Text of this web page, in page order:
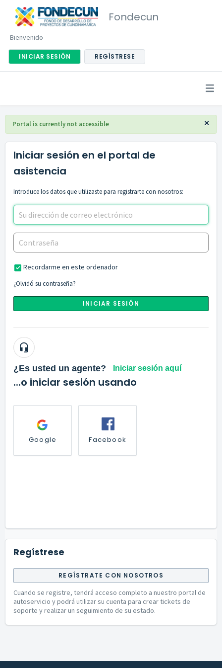
Fondecun
Bienvenido
INICIAR SESIÓN REGÍSTRESE
×
Portal is currently not accessible
Iniciar sesión en el portal de
asistencia
Introduce los datos que utilizaste para registrarte con nosotros:
Recordarme en este ordenador
¿Olvidó su contraseña?
INICIAR SESIÓN
¿Es usted un agente? Iniciar sesión aquí
...o iniciar sesión usando
Google Facebook
Regístrese
REGÍSTRATE CON NOSOTROS
Cuando se registre, tendrá acceso completo a nuestro portal de
autoservicio y podrá utilizar su cuenta para crear tickets de
soporte y realizar un seguimiento de su estado.